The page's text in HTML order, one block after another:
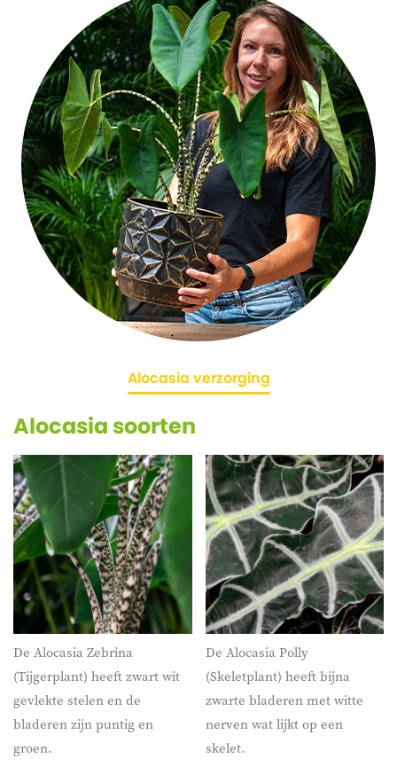
Alocasia verzorging
Alocasia soorten
De Alocasia Zebrina
(Tijgerplant) heeft zwart wit
gevlekte stelen en de
bladeren zijn puntig en
groen.
De Alocasia Polly
(Skeletplant) heeft bijna
zwarte bladeren met witte
nerven wat lijkt op een
skelet.